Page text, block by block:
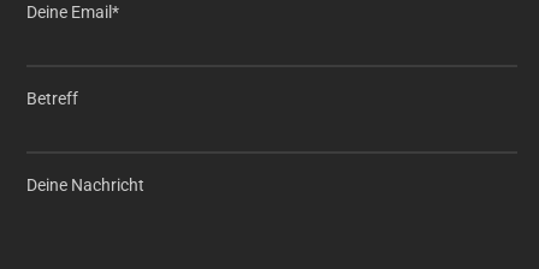
Deine Email*
Betreff
Deine Nachricht